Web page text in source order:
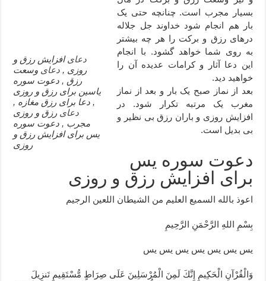
دعا قدرت و توانمندی – دعا برای افزایش انرژی بدن و قدرت بازو
دعای ابودردا برای در امان ماندن از بلا – دعای ایمنی از سوختن
دعایافزایش رزق و
روزی , دعای وسعت
رزق , دعوت سوره
یاسین برای رزق و روزی
, دعا برای رزق مغازه ,
دعای رزق و روزی
مجرب , دعوت سوره
يس برای افزایش رزق و
روزی
بسیار مجرب است. چنانچه حتی یک
بار هم انجام شود خداوند جل جلاله
درهای رزق و برکت را هر چه بیشتر
به روی شما خواهد گشود. با انجام
این دعا آثار و کرامات عدیده آن را
خواهید دید.
بعد از نماز صبح یک بار و بعد از نماز
مغرب یک مرتبه تکرار شود. در
افزایش روزی و باران رزق بی نظیر و
بی بدیل است.
دعوت سوره يس
برای افزایش رزق و روزی
اعوذ بالله السميع العليم من الشيطان اللعين الرجيم
بِسْمِ اللهِ الرَّحْمَنِ الرَّحِيمِ
يس يس يس يس يس يس يس
وَالْقُرْآنِ الْحَكِيمِ إِنَّكَ لَمِنَ الْمُرْسَلِينَ عَلَى صِرَاطٍ مُّسْتَقِيمٍ تَنزِيلَ